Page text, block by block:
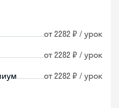
от 2282 ₽ / урок
от 2282 ₽ / урок
от 2282 ₽ / урок